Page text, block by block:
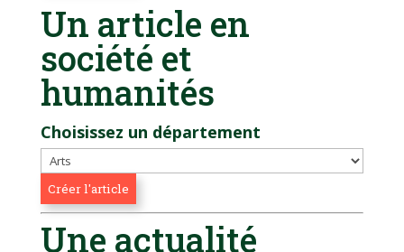
Un article en
société et
humanités
Choisissez un département
Une actualité